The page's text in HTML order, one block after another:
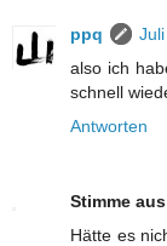
ppq
also ich
schnell
Antworten
Stimme
Hätte es